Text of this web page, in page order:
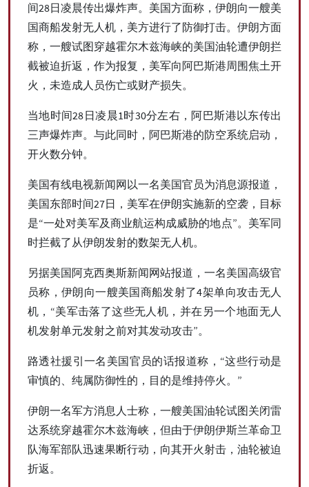
间28日凌晨传出爆炸声。美国方面称，伊朗向一艘美
国商船发射无人机，美方进行了防御打击。伊朗方面
称，一艘试图穿越霍尔木兹海峡的美国油轮遭伊朗拦
截被迫折返，作为报复，美军向阿巴斯港周围焦土开
火，未造成人员伤亡或财产损失。
当地时间28日凌晨1时30分左右，阿巴斯港以东传出
三声爆炸声。与此同时，阿巴斯港的防空系统启动，
开火数分钟。
美国有线电视新闻网以一名美国官员为消息源报道，
美国东部时间27日，美军在伊朗实施新的空袭，目标
是“一处对美军及商业航运构成威胁的地点”。美军同
时拦截了从伊朗发射的数架无人机。
另据美国阿克西奥斯新闻网站报道，一名美国高级官
员称，伊朗向一艘美国商船发射了4架单向攻击无人
机，“美军击落了这些无人机，并在另一个地面无人
机发射单元发射之前对其发动攻击”。
路透社援引一名美国官员的话报道称，“这些行动是
审慎的、纯属防御性的，目的是维持停火。”
伊朗一名军方消息人士称，一艘美国油轮试图关闭雷
达系统穿越霍尔木兹海峡，但由于伊朗伊斯兰革命卫
队海军部队迅速果断行动，向其开火射击，油轮被迫
折返。